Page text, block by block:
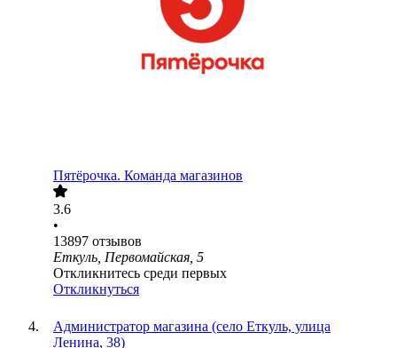
Пятёрочка. Команда магазинов
3.6
•
13897 отзывов
Еткуль, Первомайская, 5
Откликнитесь среди первых
Откликнуться
Администратор магазина (село Еткуль, улица
Ленина, 38)